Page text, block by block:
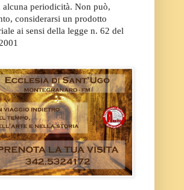
alcuna periodicità. Non può,
considerarsi un prodotto
ai sensi della legge n. 62 del